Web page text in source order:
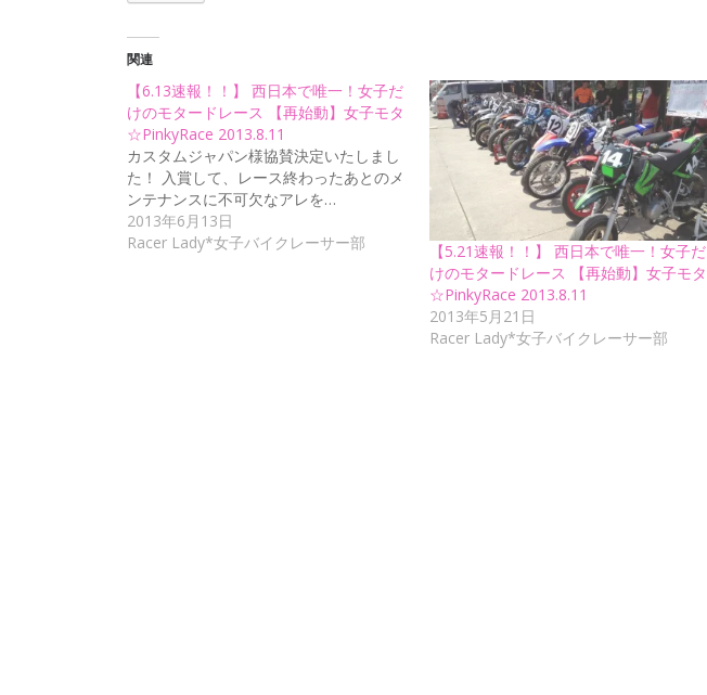
関連
【6.13速報！！】 西日本で唯一！女子だ
けのモタードレース 【再始動】女子モタ
☆PinkyRace 2013.8.11
カスタムジャパン様協賛決定いたしまし
た！ 入賞して、レース終わったあとのメ
ンテナンスに不可欠なアレを…
2013年6月13日
Racer Lady*女子バイクレーサー部
【5.21速報！！】 西日本で唯一！女子だ
けのモタードレース 【再始動】女子モタ
☆PinkyRace 2013.8.11
2013年5月21日
Racer Lady*女子バイクレーサー部